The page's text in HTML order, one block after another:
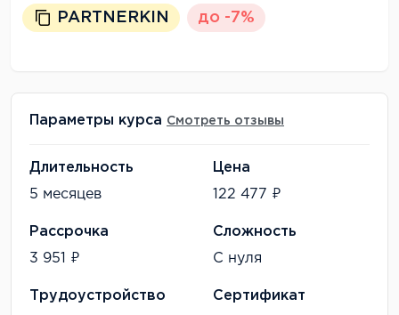
PARTNERKIN до -7%
Параметры курса Смотреть отзывы
Длительность
5 месяцев
Цена
122 477 ₽
Рассрочка
3 951 ₽
Сложность
С нуля
Трудоустройство
Сертификат